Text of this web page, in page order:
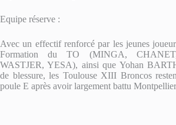
Equipe réserve :
Avec un effectif renforcé par les jeunes
Formation du TO (MINGA,
WASTJER, YESA), ainsi que Yohan
de blessure, les Toulouse XIII Broncos
poule E après avoir largement battu